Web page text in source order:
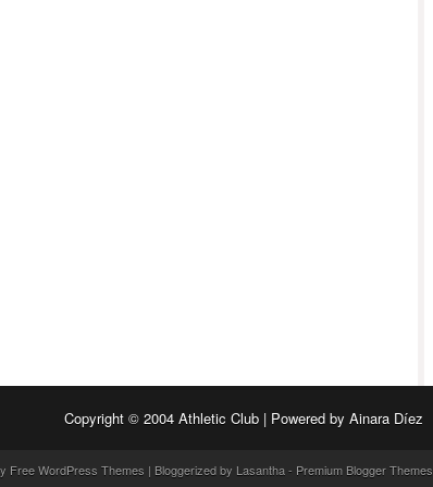
Copyright © 2004 Athletic Club | Powered by Ainara Díez
Free WordPress Themes | Bloggerized by Lasantha- Premium Blogger Themes